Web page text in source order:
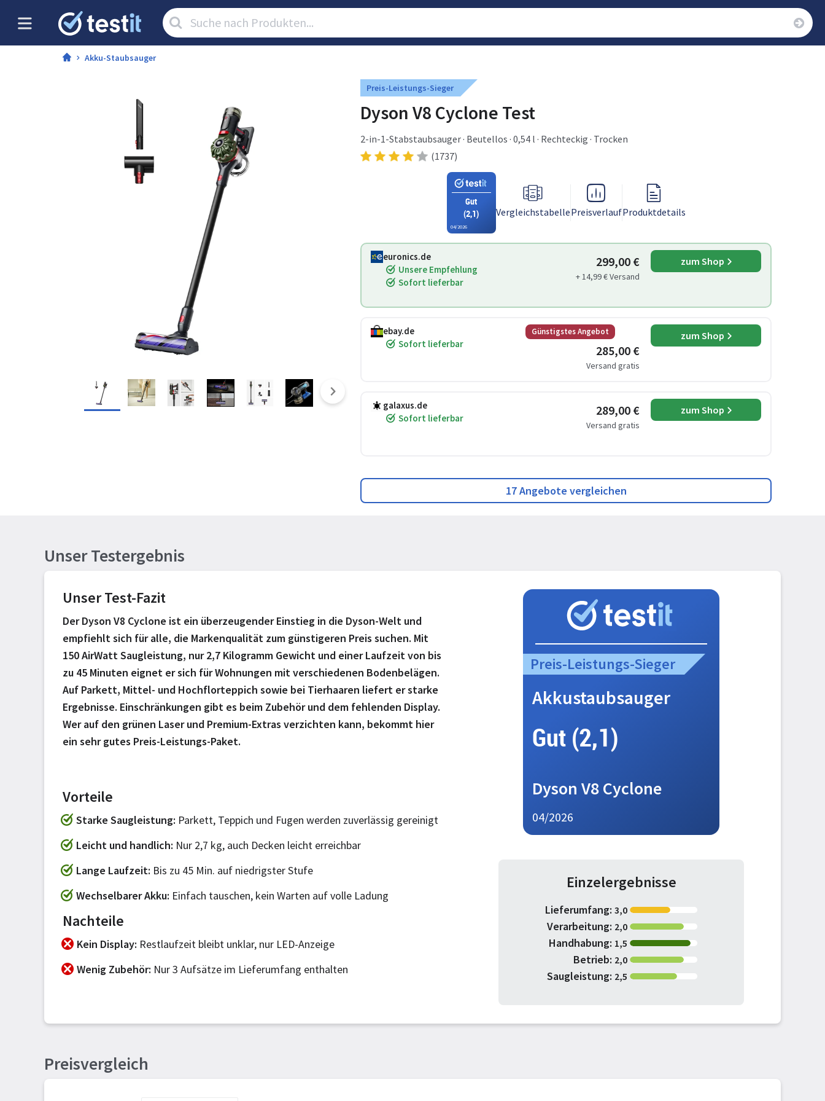
Artikel
suchen:
Akku-Staubsauger
Preis-Leistungs-Sieger
Dyson V8 Cyclone Test
2-in-1-Stabstaubsauger · Beutellos · 0,54 l · Rechteckig · Trocken
(1737)
Gut
(2,1)
04/2026
VergleichstabellePreisverlaufProduktdetails
euronics.de
Unsere Empfehlung
Sofort lieferbar
299,00 €
+ 14,99 € Versand
zum Shop
ebay.de
Sofort lieferbar
Günstigstes Angebot
285,00 €
Versand gratis
zum Shop
galaxus.de
Sofort lieferbar
289,00 €
Versand gratis
zum Shop
17 Angebote vergleichen
Unser Testergebnis
Preis-Leistungs-Sieger
Akkustaubsauger
Gut (2,1)
Dyson V8 Cyclone
04/2026
Einzelergebnisse
Lieferumfang: 3,0
Verarbeitung: 2,0
Handhabung: 1,5
Betrieb: 2,0
Saugleistung: 2,5
Unser Test-Fazit
Der Dyson V8 Cyclone ist ein überzeugender Einstieg in die Dyson-Welt und
empfiehlt sich für alle, die Markenqualität zum günstigeren Preis suchen. Mit
150 AirWatt Saugleistung, nur 2,7 Kilogramm Gewicht und einer Laufzeit von bis
zu 45 Minuten eignet er sich für Wohnungen mit verschiedenen Bodenbelägen.
Auf Parkett, Mittel- und Hochflorteppich sowie bei Tierhaaren liefert er starke
Ergebnisse. Einschränkungen gibt es beim Zubehör und dem fehlenden Display.
Wer auf den grünen Laser und Premium-Extras verzichten kann, bekommt hier
ein sehr gutes Preis-Leistungs-Paket.
Vorteile
Starke Saugleistung Parkett, Teppich und Fugen werden zuverlässig gereinigt
Leicht und handlich Nur 2,7 kg, auch Decken leicht erreichbar
Lange Laufzeit Bis zu 45 Min. auf niedrigster Stufe
Wechselbarer Akku Einfach tauschen, kein Warten auf volle Ladung
Nachteile
Kein Display Restlaufzeit bleibt unklar, nur LED-Anzeige
Wenig Zubehör Nur 3 Aufsätze im Lieferumfang enthalten
Preisvergleich